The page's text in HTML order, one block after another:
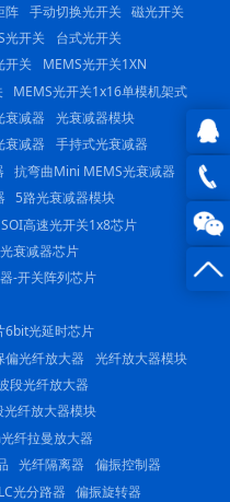
QQ在
线咨
询
0816
阵 手动切换光开关 磁光开关
光开关
台式光开关
开关
MEMS光开关1XN
MEMS光开关1x16单模机架式
衰减器
光衰减器模块
衰减器
手持式光衰减器
抗弯曲Mini MEMS光衰减器
5路光衰减器模块
SOI高速光开关1x8芯片
衰减器芯片
-开关阵列芯片
6bit光延时芯片
偏光纤放大器
光纤放大器模块
段光纤放大器
光纤放大器模块
纤拉曼放大器
光纤隔离器
偏振控制器
光分路器
偏振旋转器